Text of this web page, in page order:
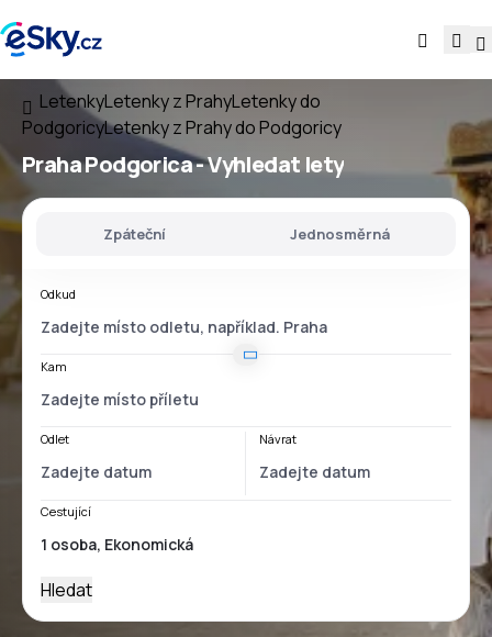
LetenkyLetenky z PrahyLetenky do
PodgoricyLetenky z Prahy do Podgoricy
Praha Podgorica- Vyhledat lety
Zpáteční Jednosměrná
Odkud
Kam
Odlet Návrat
Cestující
Hledat